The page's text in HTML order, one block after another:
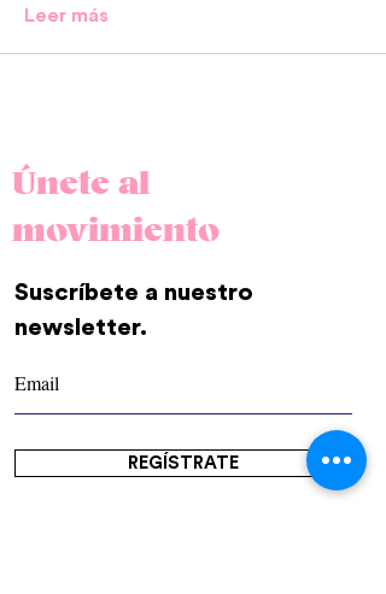
Leer más
Únete al
movimiento
Suscríbete a nuestro
newsletter.
REGÍSTRATE